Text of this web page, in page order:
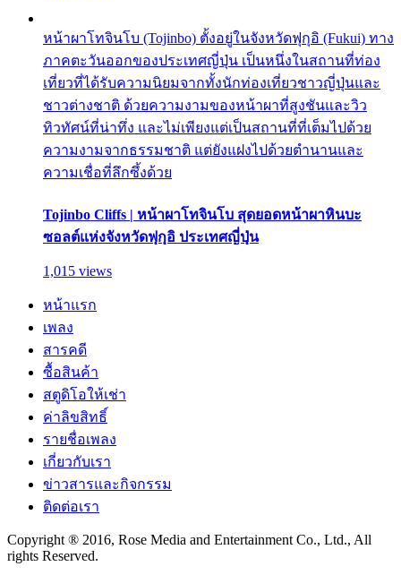
หน้าผาโทจินโบ (Tojinbo) ตั้งอยู่ในจังหวัดฟุกุอิ (Fukui) ทาง
ภาคตะวันออกของประเทศญี่ปุ่น เป็นหนึ่งในสถานที่ท่อง
เที่ยวที่ได้รับความนิยมจากทั้งนักท่องเที่ยวชาวญี่ปุ่นและ
ชาวต่างชาติ ด้วยความงามของหน้าผาที่สูงชันและวิว
ทิวทัศน์ที่น่าทึ่ง และไม่เพียงแต่เป็นสถานที่ที่เต็มไปด้วย
ความงามจากธรรมชาติ แต่ยังแฝงไปด้วยตำนานและ
ความเชื่อที่ลึกซึ้งด้วย
Tojinbo Cliffs | หน้าผาโทจินโบ สุดยอดหน้าผาหินบะ
ซอลต์แห่งจังหวัดฟุกุอิ ประเทศญี่ปุ่น
1,015 views
หน้าแรก
เพลง
สารคดี
ซื้อสินค้า
สตูดิโอให้เช่า
ค่าลิขสิทธิ์
รายชื่อเพลง
เกี่ยวกับเรา
ข่าวสารและกิจกรรม
ติดต่อเรา
Copyright ® 2016, Rose Media and Entertainment Co., Ltd., All
rights Reserved.